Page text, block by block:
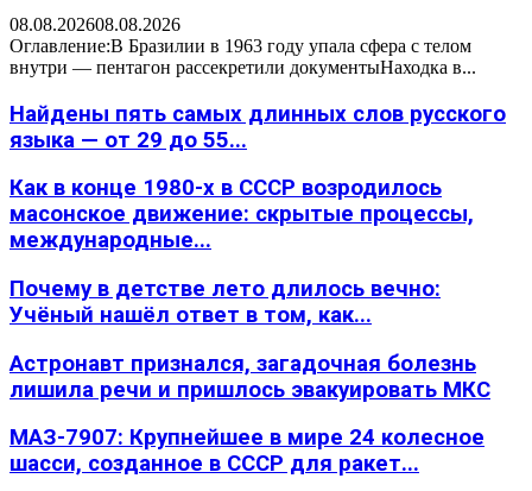
08.08.202608.08.2026
Оглавление:В Бразилии в 1963 году упала сфера с телом
внутри — пентагон рассекретили документыНаходка в...
Найдены пять самых длинных слов русского
языка — от 29 до 55...
Как в конце 1980-х в СССР возродилось
масонское движение: скрытые процессы,
международные...
Почему в детстве лето длилось вечно:
Учёный нашёл ответ в том, как...
Астронавт признался, загадочная болезнь
лишила речи и пришлось эвакуировать МКС
МАЗ-7907: Крупнейшее в мире 24 колесное
шасси, созданное в СССР для ракет...